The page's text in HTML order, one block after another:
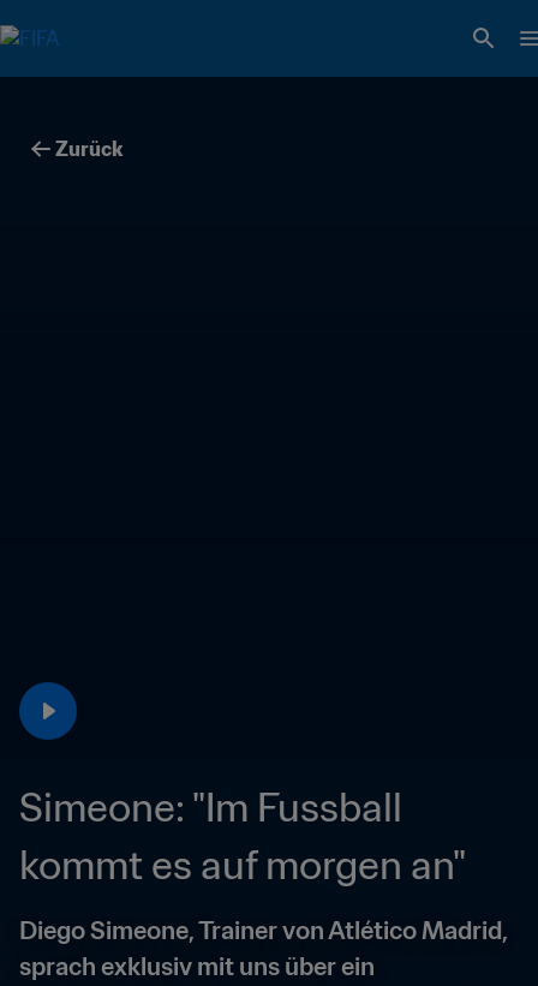
Zurück
Simeone: "Im Fussball
kommt es auf morgen an"
Diego Simeone, Trainer von Atlético Madrid,
sprach exklusiv mit uns über ein